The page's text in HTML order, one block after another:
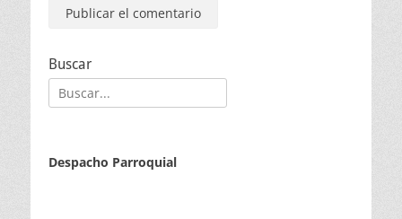
Buscar
Buscar:
Despacho Parroquial